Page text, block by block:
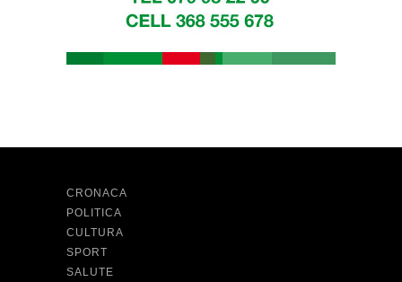
CRONACA
POLITICA
CULTURA
SPORT
SALUTE